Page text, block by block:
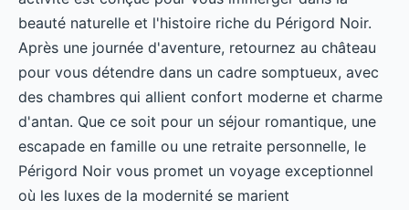
beauté naturelle et l'histoire riche du Périgord Noir.
Après une journée d'aventure, retournez au château
pour vous détendre dans un cadre somptueux, avec
des chambres qui allient confort moderne et charme
d'antan. Que ce soit pour un séjour romantique, une
escapade en famille ou une retraite personnelle, le
Périgord Noir vous promet un voyage exceptionnel
où les luxes de la modernité se marient